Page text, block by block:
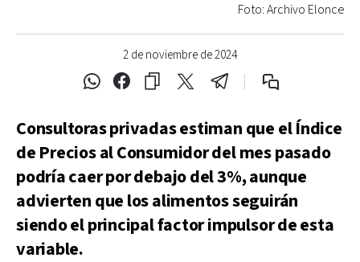
2 de noviembre de 2024
Foto: Archivo Elonce
Consultoras privadas estiman que el Índice
de Precios al Consumidor del mes pasado
podría caer por debajo del 3%, aunque
advierten que los alimentos seguirán
siendo el principal factor impulsor de esta
variable.